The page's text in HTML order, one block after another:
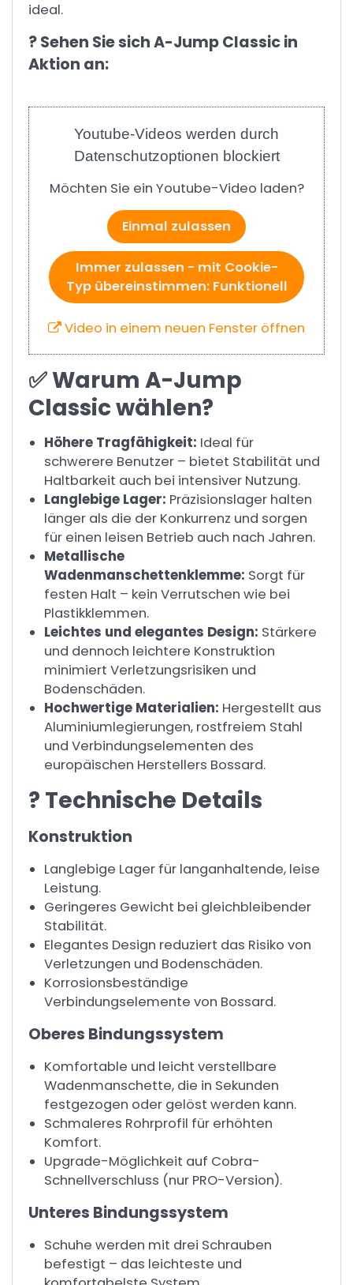
ideal.
? Sehen Sie sich A-Jump Classic in
Aktion an:
Youtube-Videos werden durch
Datenschutzoptionen blockiert
Möchten Sie ein Youtube-Video laden?
Einmal zulassen
Immer zulassen - mit Cookie-
Typ übereinstimmen: Funktionell
Video in einem neuen Fenster öffnen
✅ Warum A-Jump
Classic wählen?
Höhere Tragfähigkeit: Ideal für
schwerere Benutzer – bietet Stabilität und
Haltbarkeit auch bei intensiver Nutzung.
Langlebige Lager: Präzisionslager halten
länger als die der Konkurrenz und sorgen
für einen leisen Betrieb auch nach Jahren.
Metallische
Wadenmanschettenklemme: Sorgt für
festen Halt – kein Verrutschen wie bei
Plastikklemmen.
Leichtes und elegantes Design: Stärkere
und dennoch leichtere Konstruktion
minimiert Verletzungsrisiken und
Bodenschäden.
Hochwertige Materialien: Hergestellt aus
Aluminiumlegierungen, rostfreiem Stahl
und Verbindungselementen des
europäischen Herstellers Bossard.
? Technische Details
Konstruktion
Langlebige Lager für langanhaltende, leise
Leistung.
Geringeres Gewicht bei gleichbleibender
Stabilität.
Elegantes Design reduziert das Risiko von
Verletzungen und Bodenschäden.
Korrosionsbeständige
Verbindungselemente von Bossard.
Oberes Bindungssystem
Komfortable und leicht verstellbare
Wadenmanschette, die in Sekunden
festgezogen oder gelöst werden kann.
Schmaleres Rohrprofil für erhöhten
Komfort.
Upgrade-Möglichkeit auf Cobra-
Schnellverschluss (nur PRO-Version).
Unteres Bindungssystem
Schuhe werden mit drei Schrauben
befestigt – das leichteste und